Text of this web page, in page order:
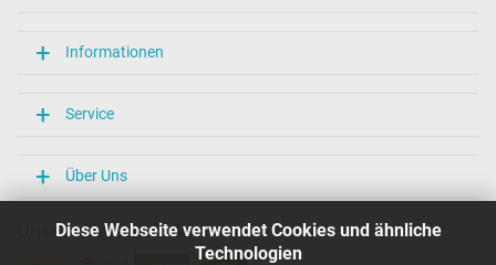
Diese Webseite verwendet Cookies und ähnliche
Technologien
Informationen
Service
Über Uns
Unsere Versandarten